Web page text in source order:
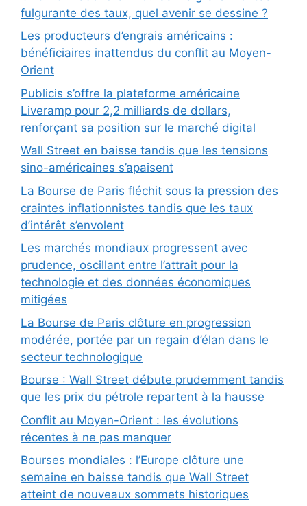
fulgurante des taux, quel avenir se dessine ?
Les producteurs d’engrais américains :
bénéficiaires inattendus du conflit au Moyen-
Orient
Publicis s’offre la plateforme américaine
Liveramp pour 2,2 milliards de dollars,
renforçant sa position sur le marché digital
Wall Street en baisse tandis que les tensions
sino-américaines s’apaisent
La Bourse de Paris fléchit sous la pression des
craintes inflationnistes tandis que les taux
d’intérêt s’envolent
Les marchés mondiaux progressent avec
prudence, oscillant entre l’attrait pour la
technologie et des données économiques
mitigées
La Bourse de Paris clôture en progression
modérée, portée par un regain d’élan dans le
secteur technologique
Bourse : Wall Street débute prudemment tandis
que les prix du pétrole repartent à la hausse
Conflit au Moyen-Orient : les évolutions
récentes à ne pas manquer
Bourses mondiales : l’Europe clôture une
semaine en baisse tandis que Wall Street
atteint de nouveaux sommets historiques